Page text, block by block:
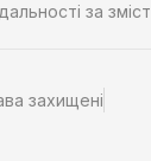
за
захищені